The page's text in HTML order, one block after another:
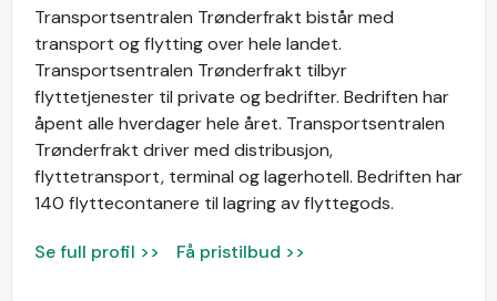
Transportsentralen Trønderfrakt bistår med
transport og flytting over hele landet.
Transportsentralen Trønderfrakt tilbyr
flyttetjenester til private og bedrifter. Bedriften har
åpent alle hverdager hele året. Transportsentralen
Trønderfrakt driver med distribusjon,
flyttetransport, terminal og lagerhotell. Bedriften har
140 flyttecontanere til lagring av flyttegods.
Se full profil >> Få pristilbud >>